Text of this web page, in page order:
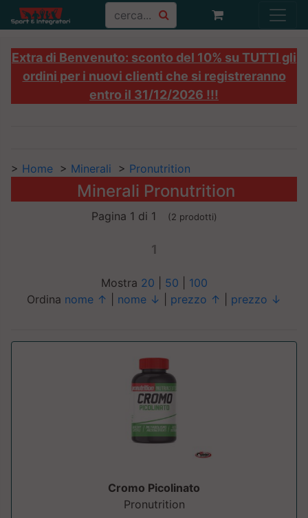
Extra di Benvenuto: sconto del 10% su TUTTI gli
ordini per i nuovi clienti che si registreranno
entro il 31/12/2026 !!!
> Home > Minerali > Pronutrition
Minerali Pronutrition
Pagina 1 di 1 (2 prodotti)
1
Mostra 20 50
100
Ordina nome ↑ nome ↓ prezzo ↑ prezzo ↓
Cromo Picolinato
Pronutrition